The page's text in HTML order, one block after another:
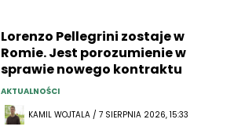
Lorenzo Pellegrini zostaje w
Romie. Jest porozumienie w
sprawie nowego kontraktu
AKTUALNOŚCI
KAMIL WOJTALA / 7 SIERPNIA 2026, 15:33